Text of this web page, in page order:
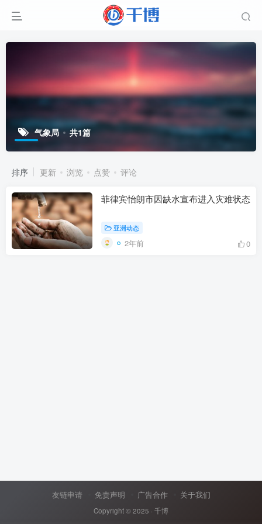
气象局 共1篇
排序 更新 浏览 点赞 评论
菲律宾怡朗市因缺水宣布进入灾难状态
亚洲动态
2年前 0
友链申请 免责声明 广告合作 关于我们
Copyright © 2025 · 千博